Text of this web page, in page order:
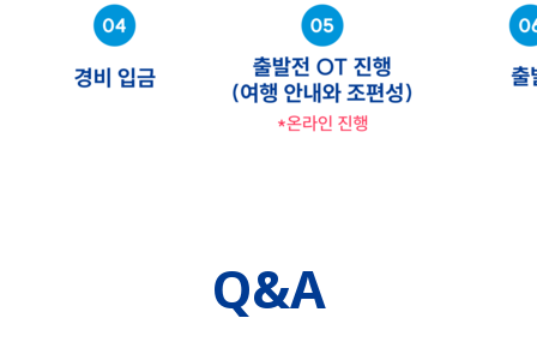
Q&A